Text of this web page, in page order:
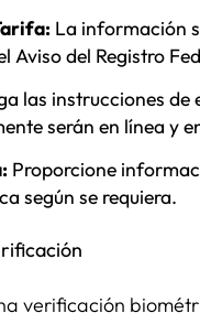
La información
Aviso del Registro
las instrucciones de
serán en línea y
Proporcione
según se requiera.
verificación